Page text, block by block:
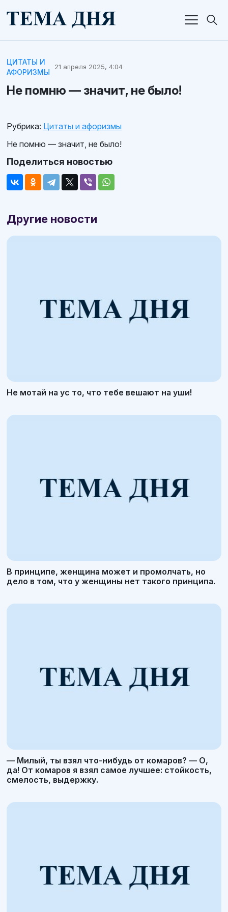
ЦИТАТЫ И
АФОРИЗМЫ
21 апреля 2025, 4:04
Не помню — значит, не было!
Рубрика: Цитаты и афоризмы
Не помню — значит, не было!
Поделиться новостью
Другие новости
Не мотай на ус то, что тебе вешают на уши!
В принципе, женщина может и промолчать, но
дело в том, что у женщины нет такого принципа.
— Милый, ты взял что-нибудь от комаров? — О,
да! От комаров я взял самое лучшее: стойкость,
смелость, выдержку.